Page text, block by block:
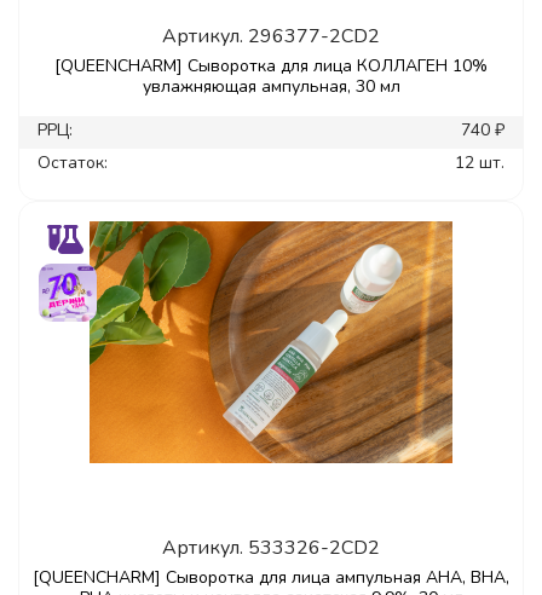
Артикул. 296377-2CD2
[QUEENCHARM] Сыворотка для лица КОЛЛАГЕН 10%
увлажняющая ампульная, 30 мл
РРЦ:
740 ₽
Остаток:
12 шт.
Артикул. 533326-2CD2
[QUEENCHARM] Сыворотка для лица ампульная AHA, BHA,